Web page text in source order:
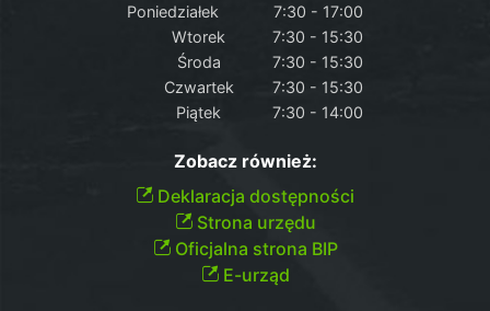
Poniedziałek
7:30 - 17:00
Wtorek
7:30 - 15:30
Środa
7:30 - 15:30
Czwartek
7:30 - 15:30
Piątek
7:30 - 14:00
Zobacz również:
Deklaracja dostępności
Strona urzędu
Oficjalna strona BIP
E-urząd